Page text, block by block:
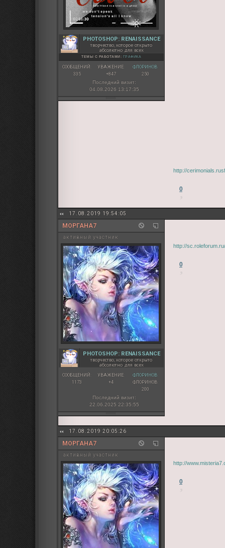
PHOTOSHOP: RENAISSANCE
творчество, которое открыто
абсолютно для всех
ТЕМЫ С РАБОТАМИ: ГРАФИКА
СООБЩЕНИЙ:
335
УВАЖЕНИЕ:
+847
ФЛОРИНОВ:
250
Последний визит:
04.08.2026 13:17:35
http://
0
17.08.2019 19:54:05
МОРГАНА7
активный участник
PHOTOSHOP: RENAISSANCE
творчество, которое открыто
абсолютно для всех
СООБЩЕНИЙ:
1173
УВАЖЕНИЕ:
+4
ФЛОРИНОВ:
ФЛОРИНОВ:
200
Последний визит:
22.06.2025 22:35:55
http://
0
17.08.2019 20:05:26
МОРГАНА7
активный участник
http://
0